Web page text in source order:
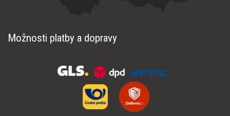
Možnosti platby a dopravy